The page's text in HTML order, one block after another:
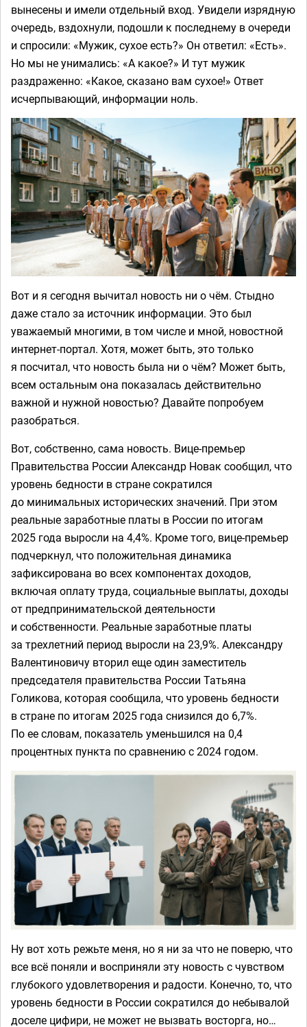
вынесены и имели отдельный вход. Увидели изрядную
очередь, вздохнули, подошли к последнему в очереди
и спросили: «Мужик, сухое есть?» Он ответил: «Есть».
Но мы не унимались: «А какое?» И тут мужик
раздраженно: «Какое, сказано вам сухое!» Ответ
исчерпывающий, информации ноль.
Вот и я сегодня вычитал новость ни о чём. Стыдно
даже стало за источник информации. Это был
уважаемый многими, в том числе и мной, новостной
интернет-портал. Хотя, может быть, это только
я посчитал, что новость была ни о чём? Может быть,
всем остальным она показалась действительно
важной и нужной новостью? Давайте попробуем
разобраться.
Вот, собственно, сама новость. Вице-премьер
Правительства России Александр Новак сообщил, что
уровень бедности в стране сократился
до минимальных исторических значений. При этом
реальные заработные платы в России по итогам
2025 года выросли на 4,4%. Кроме того, вице-премьер
подчеркнул, что положительная динамика
зафиксирована во всех компонентах доходов,
включая оплату труда, социальные выплаты, доходы
от предпринимательской деятельности
и собственности. Реальные заработные платы
за трехлетний период выросли на 23,9%. Александру
Валентиновичу вторил еще один заместитель
председателя правительства России Татьяна
Голикова, которая сообщила, что уровень бедности
в стране по итогам 2025 года снизился до 6,7%.
По ее словам, показатель уменьшился на 0,4
процентных пункта по сравнению с 2024 годом.
Ну вот хоть режьте меня, но я ни за что не поверю, что
все всё поняли и восприняли эту новость с чувством
глубокого удовлетворения и радости. Конечно, то, что
уровень бедности в России сократился до небывалой
доселе цифири, не может не вызвать восторга, но…